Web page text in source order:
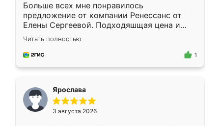
Больше всех мне понравилось
предложение от компании Ренессанс от
Елены Сергеевой. Подходяшщая цена и
короткие сроки изготовления. Приехавший
для замера сотрудник Владислав
предложил по моему эскизу самый
Читать полностью
1
Ярослава
3 августа 2026